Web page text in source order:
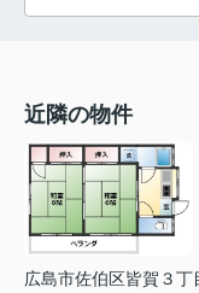
近隣の物件
広島市佐伯区皆賀３丁